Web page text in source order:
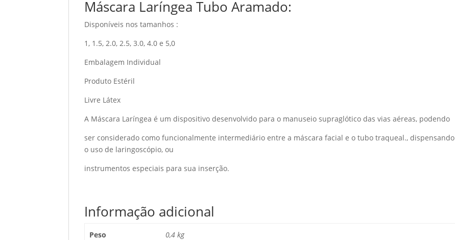
Máscara Laríngea Tubo Aramado:
Disponíveis nos tamanhos :
1, 1.5, 2.0, 2.5, 3.0, 4.0 e 5,0
Embalagem Individual
Produto Estéril
Livre Látex
A Máscara Laríngea é um dispositivo desenvolvido para o manuseio supraglótico das vias aéreas, podendo
ser considerado como funcionalmente intermediário entre a máscara facial e o tubo traqueal., dispensando
o uso de laringoscópio, ou
instrumentos especiais para sua inserção.
Informação adicional
Peso 0,4 kg